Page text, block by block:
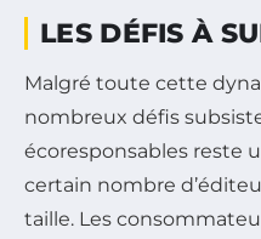
LES DÉFIS À
Malgré toute cette
nombreux défis
écoresponsables reste
certain nombre
taille. Les